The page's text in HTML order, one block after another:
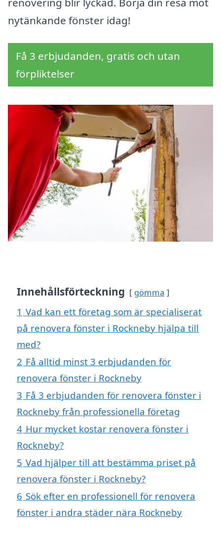
nytänkande fönster idag!
Få 3 erbjudanden, gratis och utan
förpliktelser
Innehållsförteckning gömma
1 Vad kan ett företag som är specialiserat
på renovera fönster i Rockneby hjälpa till
med?
2 Få alltid minst 3 erbjudanden för
renovera fönster i Rockneby
3 Få 3 erbjudanden för renovera fönster i
Rockneby från professionella företag
4 Hur mycket kostar renovera fönster i
Rockneby?
5 Vad hjälper till att bestämma priset på
renovera fönster i Rockneby?
6 Sök efter en professionell för renovera
fönster i andra städer nära Rockneby